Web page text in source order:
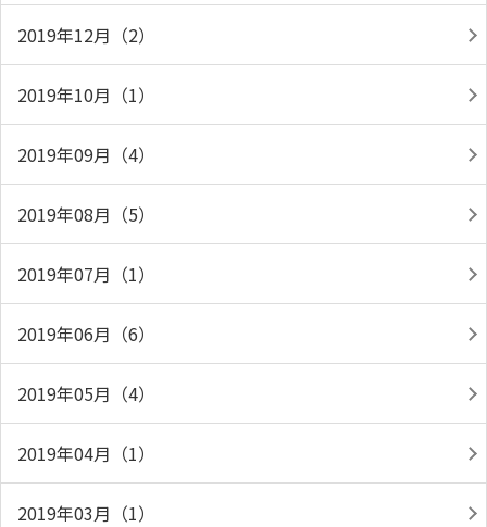
2019年12月（2）
2019年10月（1）
2019年09月（4）
2019年08月（5）
2019年07月（1）
2019年06月（6）
2019年05月（4）
2019年04月（1）
2019年03月（1）